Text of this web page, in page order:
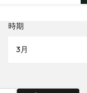
時期
3月